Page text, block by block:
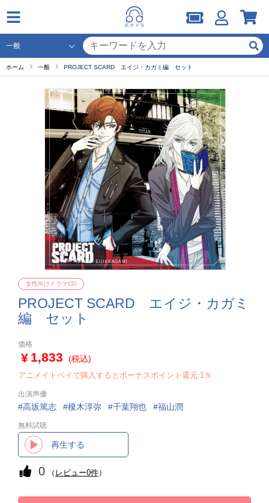
ホーム 一般 PROJECT SCARD エイジ・カガミ編 セット
PROJECT SCARD エイジ・カガミ
編 セット
女性向けドラマCD
価格
1,833 (税込)
アニメイトペイで購入するとボーナスポイント還元:1％
出演声優
高坂篤志 榎木淳弥 千葉翔也 福山潤
無料試聴
再生する
0 （ レビュー0件）